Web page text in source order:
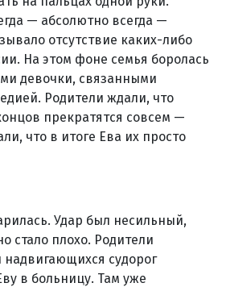
— абсолютно всегда —
отсутствие каких-либо
На этом фоне семья боролась
девочки, связанными
Родители ждали, что
прекратятся совсем —
что в итоге Ева их просто
Удар был несильный,
стало плохо. Родители
судорог
в больницу. Там уже